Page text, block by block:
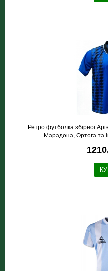
Ретро футболка збірної
Марадона, Ортега та